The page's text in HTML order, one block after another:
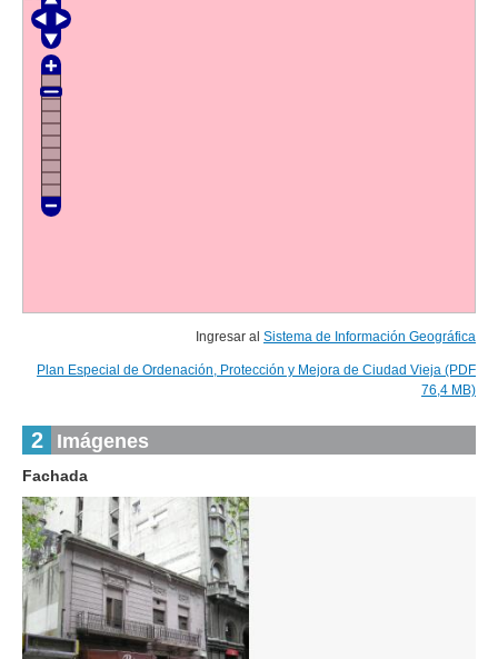
Ingresar al Sistema de Información Geográfica
Plan Especial de Ordenación, Protección y Mejora de Ciudad Vieja (PDF
76,4 MB)
2 Imágenes
Fachada